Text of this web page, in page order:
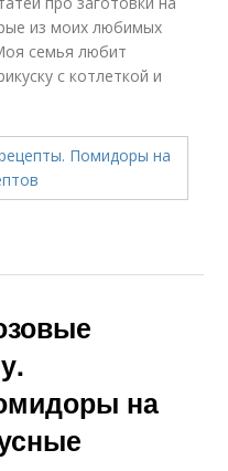
из моих любимых
семья любит
с котлеткой и
на